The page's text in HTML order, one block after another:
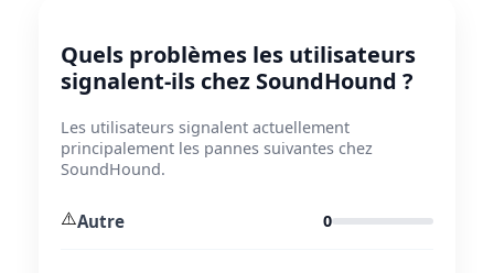
Quels problèmes les utilisateurs
signalent-ils chez SoundHound ?
Les utilisateurs signalent actuellement
principalement les pannes suivantes chez
SoundHound.
⚠️Autre 0